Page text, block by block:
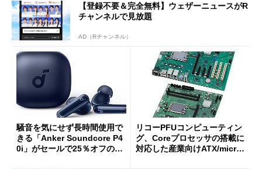
【登録不要＆完全無料】ウェザーニュースがR
チャンネルで見放題
AD（Rチャンネル）
騒音を気にせず長時間使用で
きる「Anker Soundcore P4
0i」がセールで25％オフの59
リコーPFUコンピューティン
グ、Coreプロセッサの搭載に
対応した産業向けATX/micro